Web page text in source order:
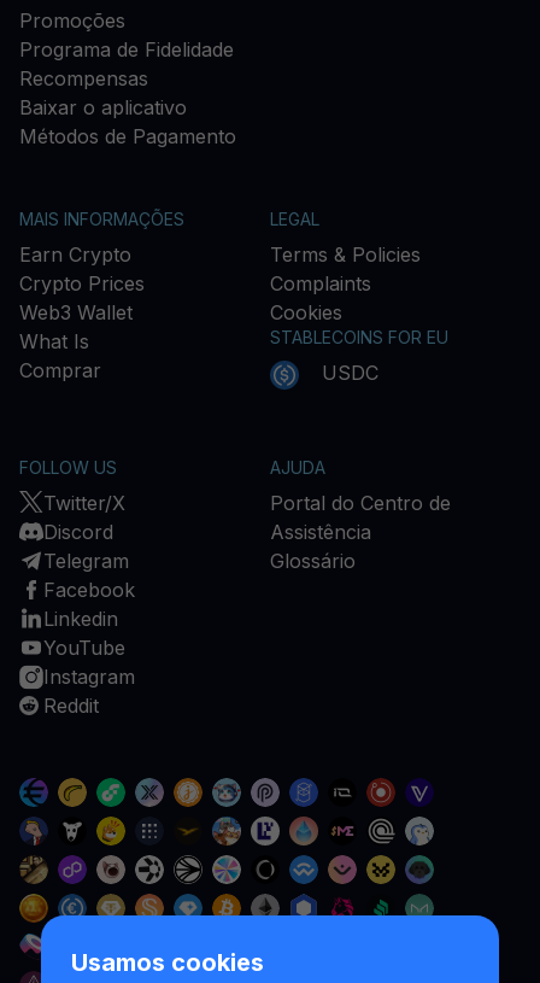
Usamos cookies
Promoções
Programa de Fidelidade
Recompensas
Baixar o aplicativo
Métodos de Pagamento
MAIS INFORMAÇÕES
Earn Crypto
Crypto Prices
Web3 Wallet
What Is
Comprar
LEGAL
Terms & Policies
Complaints
Cookies
STABLECOINS FOR EU
USDC
FOLLOW US
Twitter/X
Discord
Telegram
Facebook
Linkedin
YouTube
Instagram
Reddit
AJUDA
Portal do Centro de
Assistência
Glossário